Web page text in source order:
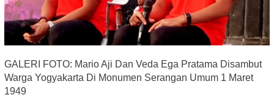
GALERI FOTO: Mario Aji Dan Veda Ega Pratama Disambut
Warga Yogyakarta Di Monumen Serangan Umum 1 Maret
1949